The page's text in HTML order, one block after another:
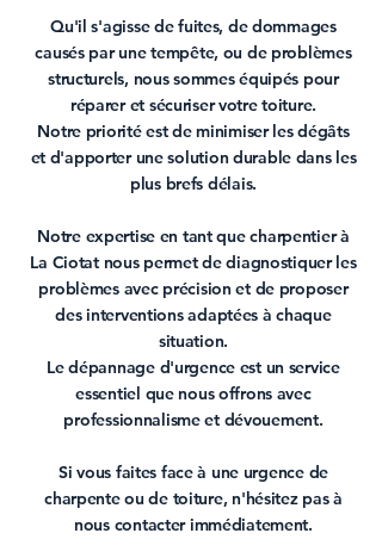
Qu'il s'agisse defuites, de dommages
causés par une tempête, ou de problèmes
structurels, nous sommes équipés pour
réparer et sécuriser votre toiture.
Notre priorité est de minimiser les dégâts
et d'apporter une solution durable dans les
plus brefs délais.
Notre expertise en tant quecharpentier à
La Ciotatnous permet de diagnostiquer les
problèmes avec précision et de proposer
des interventions adaptées à chaque
situation.
Le dépannage d'urgence est un service
essentiel que nous offrons avec
professionnalisme et dévouement.
Si vous faites face à une urgence de
charpenteou de toiture, n'hésitez pas à
nous contacter immédiatement.